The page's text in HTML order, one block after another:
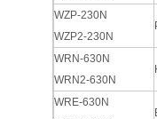
WZP-230N
WZP2-230N
WRN-630N
WRN2-630N
WRE-630N